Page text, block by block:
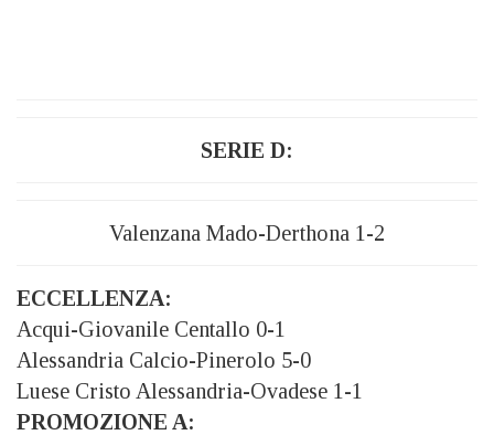
SERIE D:
Valenzana Mado-Derthona 1-2
ECCELLENZA:
Acqui-Giovanile Centallo 0-1
Alessandria Calcio-Pinerolo 5-0
Luese Cristo Alessandria-Ovadese 1-1
PROMOZIONE A: